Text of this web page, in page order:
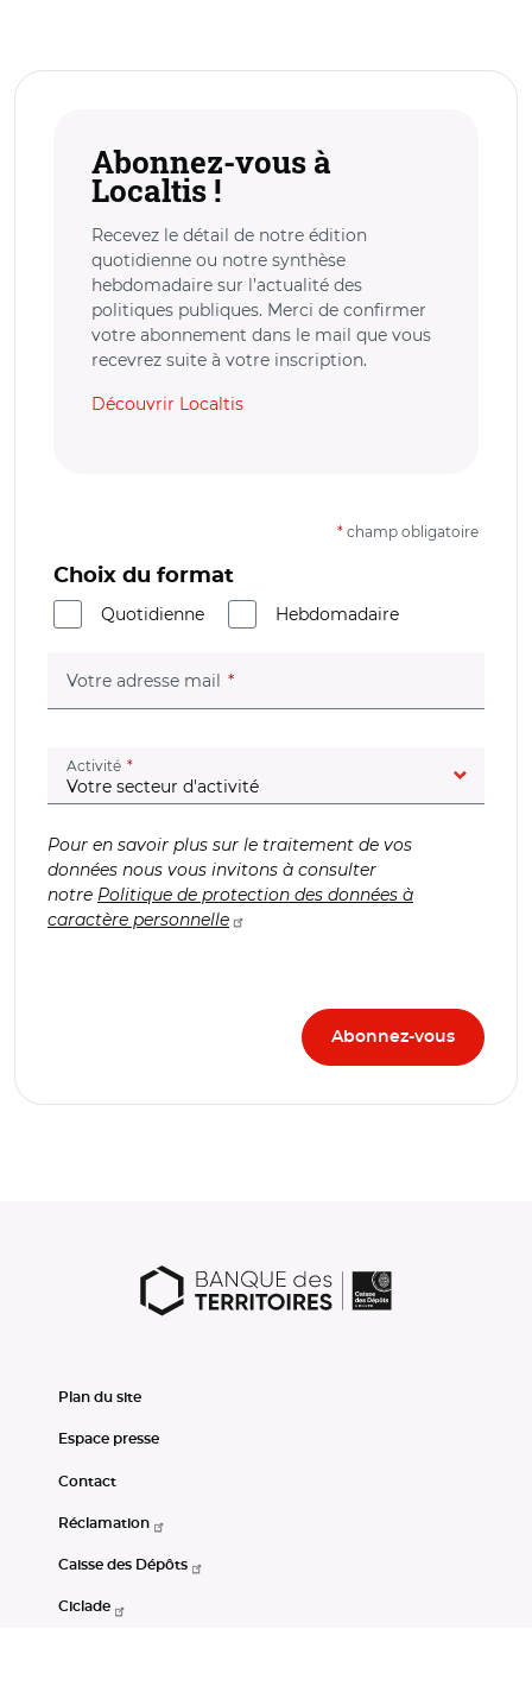
Abonnez-vous à
Localtis !
Recevez le détail de notre édition
quotidienne ou notre synthèse
hebdomadaire sur l’actualité des
politiques publiques. Merci de confirmer
votre abonnement dans le mail que vous
recevrez suite à votre inscription.
Découvrir Localtis
* champ obligatoire
Choix du format
Quotidienne
Hebdomadaire
Votre adresse mail (champ obligatoire)
Activité (champ obligatoire)
Pour en savoir plus sur le traitement de vos
données nous vous invitons à consulter
notre Politique de protection des données à
caractère personnelle
Plan du site
Espace presse
Contact
Réclamation
Caisse des Dépôts
Ciclade